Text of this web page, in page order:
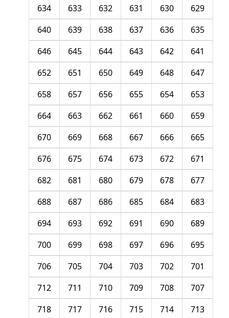
629
630
631
632
633
634
635
636
637
638
639
640
641
642
643
644
645
646
647
648
649
650
651
652
653
654
655
656
657
658
659
660
661
662
663
664
665
666
667
668
669
670
671
672
673
674
675
676
677
678
679
680
681
682
683
684
685
686
687
688
689
690
691
692
693
694
695
696
697
698
699
700
701
702
703
704
705
706
707
708
709
710
711
712
713
714
715
716
717
718